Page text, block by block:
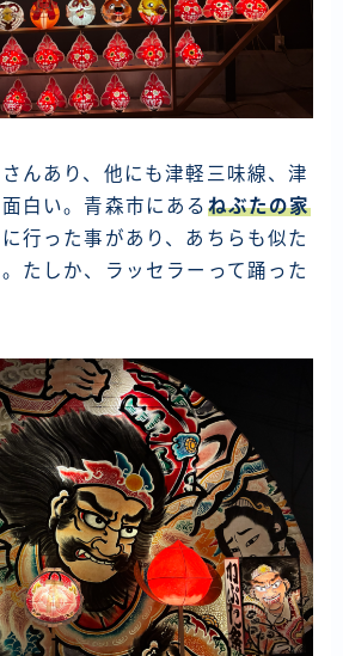
んあり、他にも津軽三味線、津
白い。青森市にある ねぶたの家
行った事があり、あちらも似た
たしか、ラッセラーって踊った